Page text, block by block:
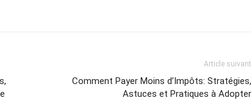
Article suivant
Comment Payer Moins d’Impôts: Stratégies,
Astuces et Pratiques à Adopter